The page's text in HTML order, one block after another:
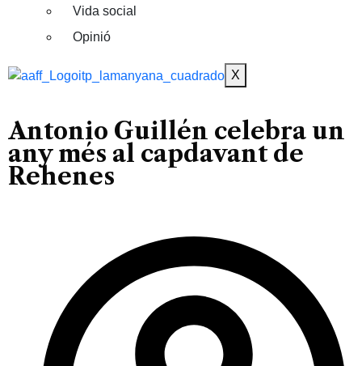
Vida social
Opinió
X
Antonio Guillén celebra un
any més al capdavant de
Rehenes